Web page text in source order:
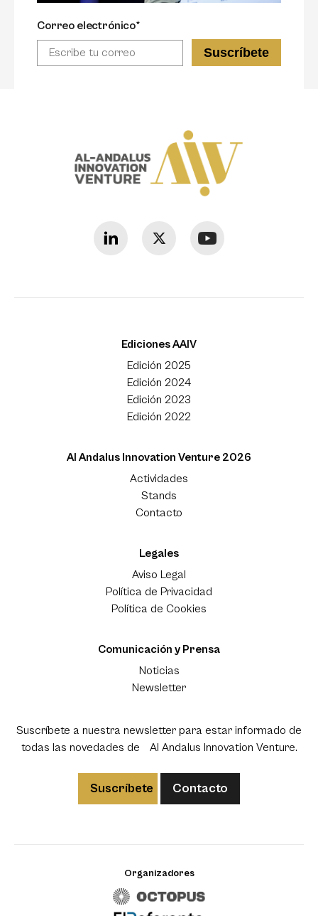
Correo electrónico*
Ediciones AAIV
Edición 2025
Edición 2024
Edición 2023
Edición 2022
Al Andalus Innovation Venture 2026
Actividades
Stands
Contacto
Legales
Aviso Legal
Política de Privacidad
Política de Cookies
Comunicación y Prensa
Noticias
Newsletter
Suscríbete a nuestra newsletter para estar informado de
todas las novedades de Al Andalus Innovation Venture.
Suscríbete Contacto
Organizadores